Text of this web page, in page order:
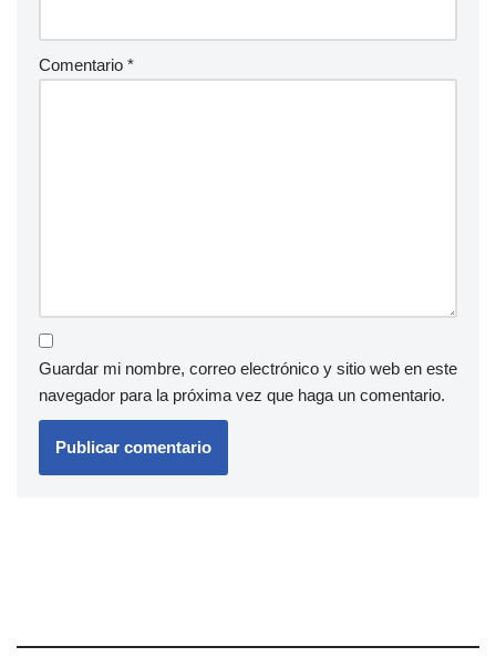
Comentario *
Guardar mi nombre, correo electrónico y sitio web en este
navegador para la próxima vez que haga un comentario.